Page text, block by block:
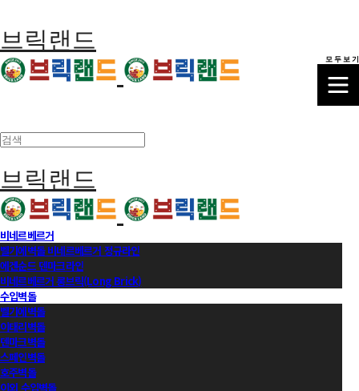
브릭랜드
브릭랜드
비네르베르거
벨기에벽돌 비네르베르거 정규라인
에겐순드 덴마크라인
비네르베르거 롱브릭(Long Brick)
수입벽돌
벨기에벽돌
이태리벽돌
덴마크벽돌
스페인벽돌
호주벽돌
이외 수입벽돌
모 두 보 기